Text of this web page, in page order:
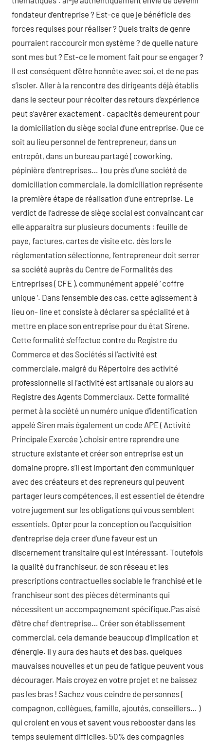
fondateur d’entreprise ? Est-ce que je bénéficie des
forces requises pour réaliser ? Quels traits de genre
pourraient raccourcir mon système ? de quelle nature
sont mes but ? Est-ce le moment fait pour se engager ?
Il est conséquent d’être honnête avec soi, et de ne pas
s’isoler. Aller à la rencontre des dirigeants déjà établis
dans le secteur pour récolter des retours d’expérience
peut s’avérer exactement . capacités demeurent pour
la domiciliation du siège social d’une entreprise. Que ce
soit au lieu personnel de l’entrepreneur, dans un
entrepôt, dans un bureau partagé ( coworking,
pépinière d’entreprises… ) ou près d’une société de
domiciliation commerciale, la domiciliation représente
la première étape de réalisation d’une entreprise. Le
verdict de l’adresse de siège social est convaincant car
elle apparaitra sur plusieurs documents : feuille de
paye, factures, cartes de visite etc. dès lors le
réglementation sélectionne, l’entrepreneur doit serrer
sa société auprès du Centre de Formalités des
Entreprises ( CFE ), communément appelé ‘ coffre
unique ‘. Dans l’ensemble des cas, cette agissement à
lieu on- line et consiste à déclarer sa spécialité et à
mettre en place son entreprise pour du état Sirene.
Cette formalité s’effectue contre du Registre du
Commerce et des Sociétés si l’activité est
commerciale, malgré du Répertoire des activité
professionnelle si l’activité est artisanale ou alors au
Registre des Agents Commerciaux. Cette formalité
permet à la société un numéro unique d’identification
appelé Siren mais également un code APE ( Activité
Principale Exercée ).choisir entre reprendre une
structure existante et créer son entreprise est un
domaine propre, s’il est important d’en communiquer
avec des créateurs et des repreneurs qui peuvent
partager leurs compétences, il est essentiel de étendre
votre jugement sur les obligations qui vous semblent
essentiels. Opter pour la conception ou l’acquisition
d’entreprise deja creer d’une faveur est un
discernement transitaire qui est intéressant. Toutefois
la qualité du franchiseur, de son réseau et les
prescriptions contractuelles sociable le franchisé et le
franchiseur sont des pièces déterminants qui
nécessitent un accompagnement spécifique.Pas aisé
d’être chef d’entreprise… Créer son établissement
commercial, cela demande beaucoup d’implication et
d’énergie. Il y aura des hauts et des bas, quelques
mauvaises nouvelles et un peu de fatigue peuvent vous
décourager. Mais croyez en votre projet et ne baissez
pas les bras ! Sachez vous ceindre de personnes (
compagnon, collègues, famille, ajoutés, conseillers… )
qui croient en vous et savent vous rebooster dans les
temps seulement difficiles. 50% des compagnies